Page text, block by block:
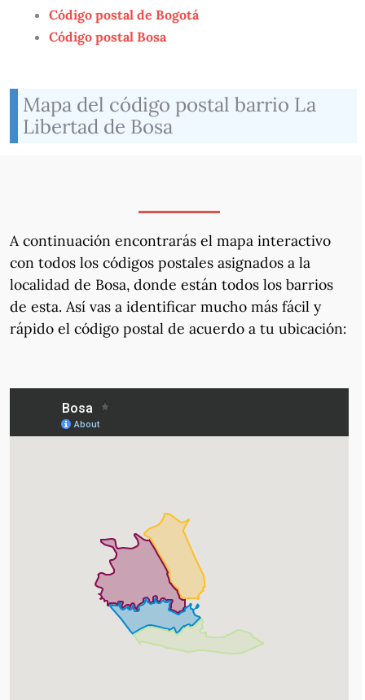
Código postal de Bogotá
Código postal Bosa
Mapa del código postal barrio La
Libertad de Bosa
A continuación encontrarás el mapa interactivo
con todos los códigos postales asignados a la
localidad de Bosa, donde están todos los barrios
de esta. Así vas a identificar mucho más fácil y
rápido el código postal de acuerdo a tu ubicación: